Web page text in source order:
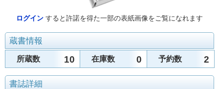
ログイン すると許諾を得た一部の表紙画像をご覧になれます
蔵書情報
所蔵数 10 在庫数 0 予約数 2
書誌詳細